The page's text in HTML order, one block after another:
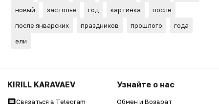
новый
застолье год картинка
после
после январских
праздников прошлого
года
ели
KIRILL KARAVAEV
Связаться в Telegram
Узнайте о нас
Обмен и Возврат